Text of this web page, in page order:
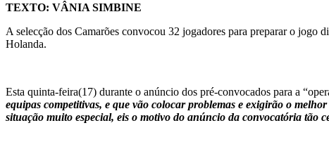
TEXTO: VÂNIA SIMBINE
A selecção dos Camarões convocou 32 jogadores para preparar o jogo
Holanda.
Esta quinta-feira(17) durante o anúncio dos pré-convocados para a
equipas competitivas, e que vão colocar problemas e exigirão o
situação muito especial, eis o motivo do anúncio da convocatória tão